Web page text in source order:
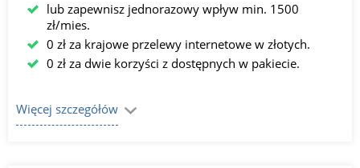
lub zapewnisz jednorazowy wpływ min. 1500
zł/mies.
0 zł za krajowe przelewy internetowe w złotych.
0 zł za dwie korzyści z dostępnych w pakiecie.
Więcej szczegółów